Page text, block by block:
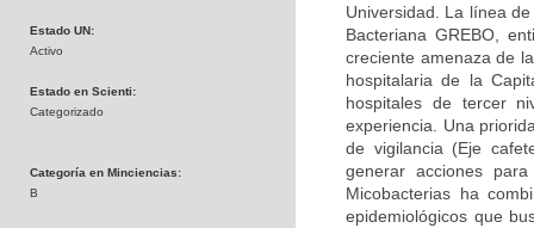
Estado UN:
Activo
Estado en Scienti:
Categorizado
Categoría en Minciencias:
B
Universidad. La línea
Bacteriana GREBO,
creciente amenaza de
hospitalaria de la
hospitales de tercer
experiencia. Una
de vigilancia (Eje
generar acciones
Micobacterias ha
epidemiológicos que